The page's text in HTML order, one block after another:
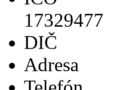
17329477
DIČ
Adresa